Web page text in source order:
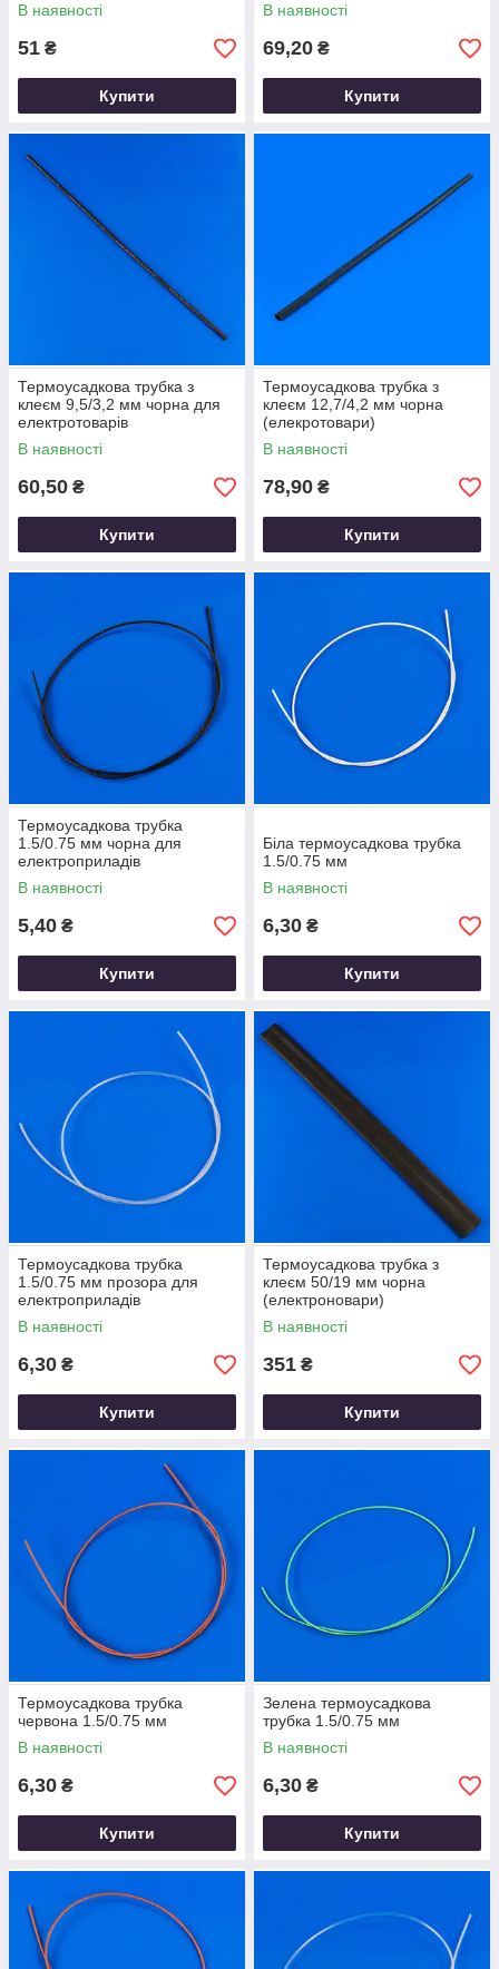
В наявності
51 ₴
Купити
В наявності
69,20 ₴
Купити
Термоусадкова трубка з
клеєм 9,5/3,2 мм чорна для
електротоварів
В наявності
60,50 ₴
Купити
Термоусадкова трубка з
клеєм 12,7/4,2 мм чорна
(елекротовари)
В наявності
78,90 ₴
Купити
Термоусадкова трубка
1.5/0.75 мм чорна для
електроприладів
В наявності
5,40 ₴
Купити
Біла термоусадкова трубка
1.5/0.75 мм
В наявності
6,30 ₴
Купити
Термоусадкова трубка
1.5/0.75 мм прозора для
електроприладів
В наявності
6,30 ₴
Купити
Термоусадкова трубка з
клеєм 50/19 мм чорна
(електроновари)
В наявності
351 ₴
Купити
Термоусадкова трубка
червона 1.5/0.75 мм
В наявності
6,30 ₴
Купити
Зелена термоусадкова
трубка 1.5/0.75 мм
В наявності
6,30 ₴
Купити